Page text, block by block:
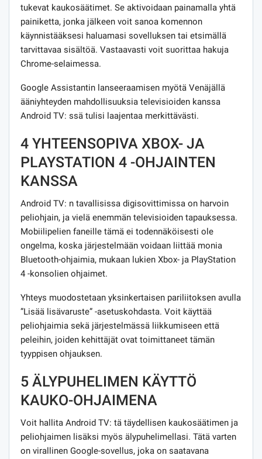
tukevat kaukosäätimet. Se aktivoidaan painamalla yhtä
painiketta, jonka jälkeen voit sanoa komennon
käynnistääksesi haluamasi sovelluksen tai etsimällä
tarvittavaa sisältöä. Vastaavasti voit suorittaa hakuja
Chrome-selaimessa.
Google Assistantin lanseeraamisen myötä Venäjällä
ääniyhteyden mahdollisuuksia televisioiden kanssa
Android TV: ssä tulisi laajentaa merkittävästi.
4 YHTEENSOPIVA XBOX- JA
PLAYSTATION 4 -OHJAINTEN
KANSSA
Android TV: n tavallisissa digisovittimissa on harvoin
peliohjain, ja vielä enemmän televisioiden tapauksessa.
Mobiilipelien faneille tämä ei todennäköisesti ole
ongelma, koska järjestelmään voidaan liittää monia
Bluetooth-ohjaimia, mukaan lukien Xbox- ja PlayStation
4 -konsolien ohjaimet.
Yhteys muodostetaan yksinkertaisen pariliitoksen avulla
”Lisää lisävaruste” -asetuskohdasta. Voit käyttää
peliohjaimia sekä järjestelmässä liikkumiseen että
peleihin, joiden kehittäjät ovat toimittaneet tämän
tyyppisen ohjauksen.
5 ÄLYPUHELIMEN KÄYTTÖ
KAUKO-OHJAIMENA
Voit hallita Android TV: tä täydellisen kaukosäätimen ja
peliohjaimen lisäksi myös älypuhelimellasi. Tätä varten
on virallinen Google-sovellus, joka on saatavana